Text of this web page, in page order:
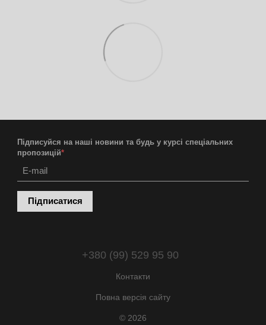
Підписуйся на наші новини та будь у курсі спеціальних
пропозицій*
Підписатися
+380 (99) 529 95 90
Контакти
Повна версія сайту
© 2026